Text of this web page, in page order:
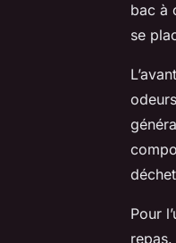
bac à
se
Pour